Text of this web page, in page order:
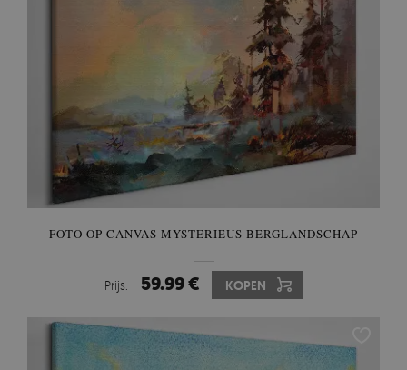
FOTO OP CANVAS MYSTERIEUS BERGLANDSCHAP
Prijs: 59.99 € KOPEN